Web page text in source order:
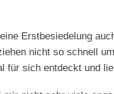
Erstbesiedelung
nicht so schnell
für sich entdeckt und